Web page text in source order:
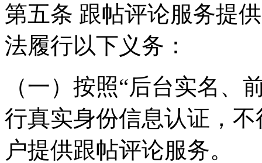
第五条 跟帖评论服务提
法履行以下义务：
（一）按照“后台实名、
行真实身份信息认证，
户提供跟帖评论服务。